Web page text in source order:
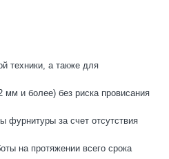
техники, а также для
и более) без риска провисания
фурнитуры за счет отсутствия
на протяжении всего срока